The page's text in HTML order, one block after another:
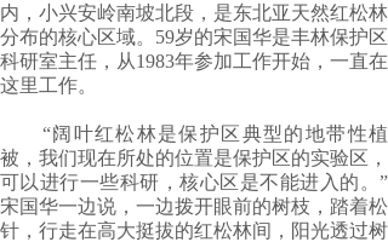
内，小兴安岭南坡北段，是东北亚天然红松林
分布的核心区域。59岁的宋国华是丰林保护区
科研室主任，从1983年参加工作开始，一直在
这里工作。
“阔叶红松林是保护区典型的地带性植
被，我们现在所处的位置是保护区的实验区，
可以进行一些科研，核心区是不能进入的。”
宋国华一边说，一边拨开眼前的树枝，踏着松
针，行走在高大挺拔的红松林间，阳光透过树